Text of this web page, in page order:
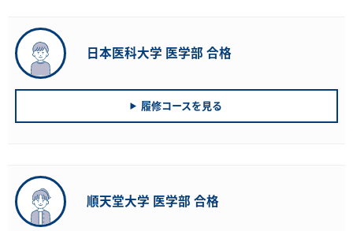
日本医科大学 医学部 合格
履修コースを見る
順天堂大学 医学部 合格